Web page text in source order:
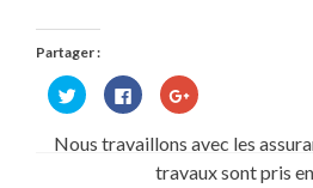
Partager :
Cliquez
pour
partager
Twitter(ouvre
Cliquez
pour
partager
sur
Facebook(ouvre
dans
une
Cliquez
pour
Google+
dans
Nous travaillons avec les
travaux sont pris